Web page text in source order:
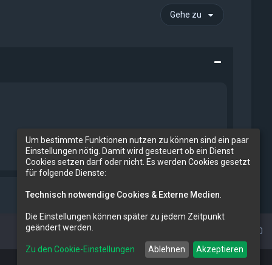
Gehe zu
UTC+02:00
Um bestimmte Funktionen nutzen zu können sind ein paar
Einstellungen nötig. Damit wird gesteuert ob ein Dienst
Cookies setzen darf oder nicht. Es werden Cookies gesetzt
für folgende Dienste:
Technisch notwendige Cookies & Externe Medien
Die Einstellungen können später zu jedem Zeitpunkt
geändert werden.
Zu den Cookie-Einstellungen Ablehnen Akzeptieren